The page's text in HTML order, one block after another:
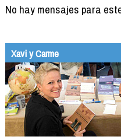
No hay mensajes para
Xavi y Carme